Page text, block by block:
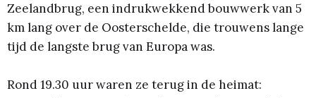
Zeelandbrug, een indrukwekkend bouwwerk van 5
km lang over de Oosterschelde, die trouwens lange
tijd de langste brug van Europa was.
Rond 19.30 uur waren ze terug in de heimat: